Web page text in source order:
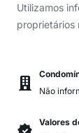
Utilizamos
proprietários
Não
Valores